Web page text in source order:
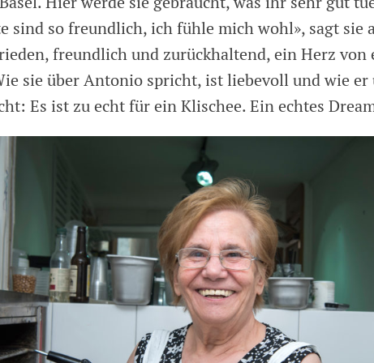
sind so freundlich, ich fühle mich wohl», sagt sie
freundlich und zurückhaltend, ein Herz von
sie über Antonio spricht, ist liebevoll und wie er
Es ist zu echt für ein Klischee. Ein echtes